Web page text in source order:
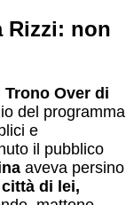
Rizzi: non
Trono Over di
del programma
e
il pubblico
aveva persino
di lei,